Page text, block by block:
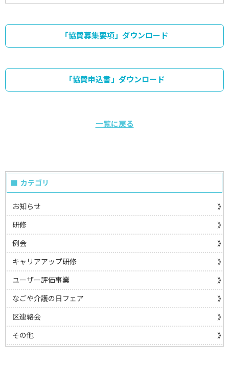
「協賛募集要項」ダウンロード
「協賛申込書」ダウンロード
一覧に戻る
カテゴリ
お知らせ
研修
例会
キャリアアップ研修
ユーザー評価事業
なごや介護の日フェア
区連絡会
その他